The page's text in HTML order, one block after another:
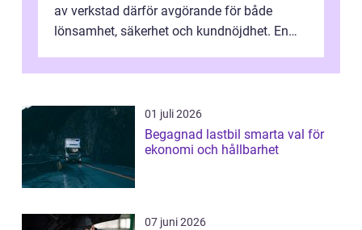
av verkstad därför avgörande för både
lönsamhet, säkerhet och kundnöjdhet. En
01 juli 2026
Begagnad lastbil smarta val för
ekonomi och hållbarhet
07 juni 2026